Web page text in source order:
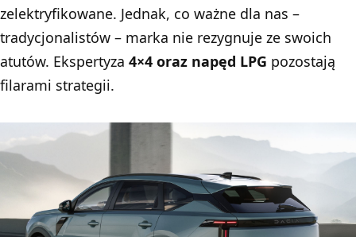
zelektryfikowane. Jednak, co ważne dla nas –
tradycjonalistów – marka nie rezygnuje ze swoich
atutów. Ekspertyza 4×4 oraz napęd LPG pozostają
filarami strategii.